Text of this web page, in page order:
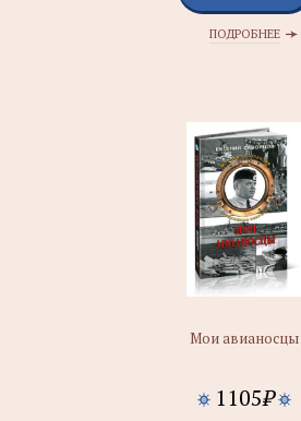
ПОДРОБНЕЕ
Мои авианосцы
1105₽